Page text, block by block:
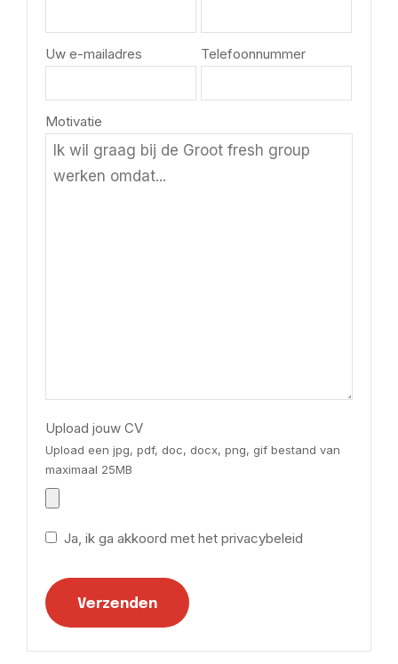
Uw e-mailadres Telefoonnummer
Motivatie
Upload jouw CV
Upload een jpg, pdf, doc, docx, png, gif bestand van
maximaal 25MB
Ja, ik ga akkoord met het privacybeleid